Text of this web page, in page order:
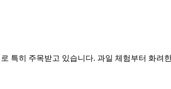
특히 주목받고 있습니다. 과일 체험부터 화려